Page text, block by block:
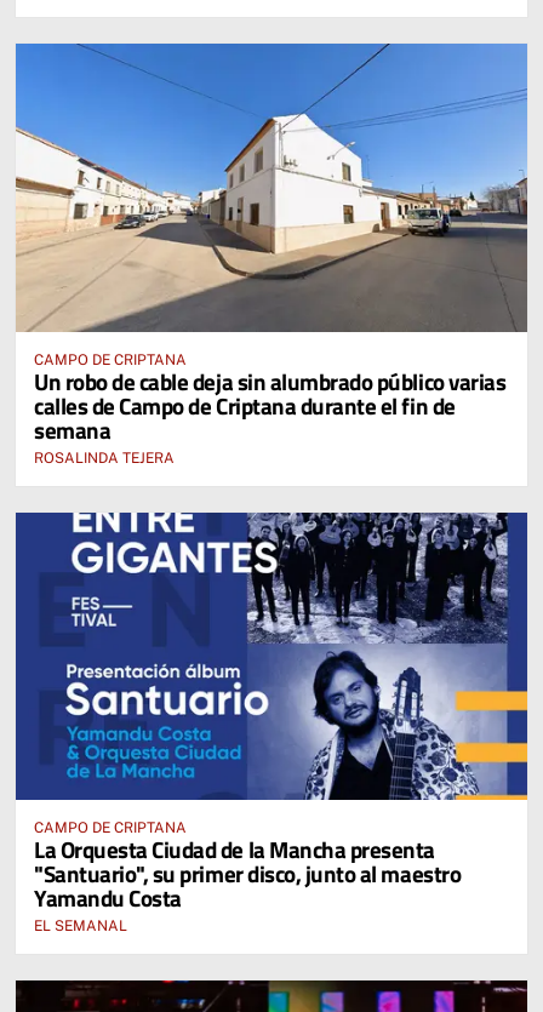
CAMPO DE CRIPTANA
Un robo de cable deja sin alumbrado público varias
calles de Campo de Criptana durante el fin de
semana
ROSALINDA TEJERA
CAMPO DE CRIPTANA
La Orquesta Ciudad de la Mancha presenta
"Santuario", su primer disco, junto al maestro
Yamandu Costa
EL SEMANAL